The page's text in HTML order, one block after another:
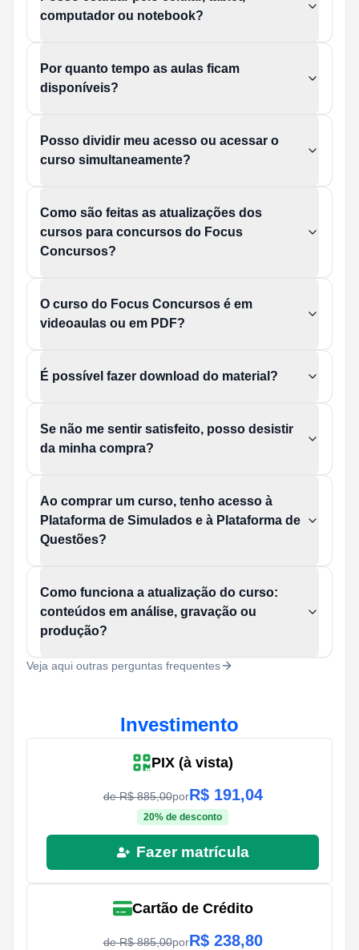
computador ou notebook?
Por quanto tempo as aulas ficam
disponíveis?
Posso dividir meu acesso ou acessar o
curso simultaneamente?
Como são feitas as atualizações dos
cursos para concursos do Focus
Concursos?
O curso do Focus Concursos é em
videoaulas ou em PDF?
É possível fazer download do material?
Se não me sentir satisfeito, posso desistir
da minha compra?
Ao comprar um curso, tenho acesso à
Plataforma de Simulados e à Plataforma de
Questões?
Como funciona a atualização do curso:
conteúdos em análise, gravação ou
produção?
Veja aqui outras perguntas frequentes
Investimento
PIX (à vista)
de R$885,00porR$ 191,04
20% de desconto
Fazer matrícula
Cartão de Crédito
de R$885,00porR$ 238,80